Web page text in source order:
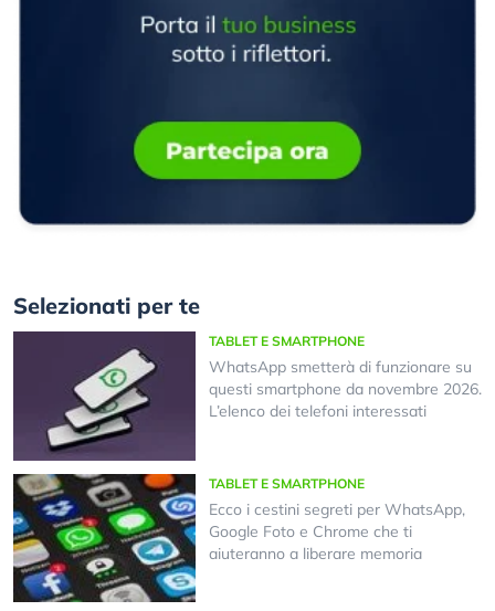
Selezionati per te
TABLET E SMARTPHONE
WhatsApp smetterà di funzionare su
questi smartphone da novembre 2026.
L’elenco dei telefoni interessati
TABLET E SMARTPHONE
Ecco i cestini segreti per WhatsApp,
Google Foto e Chrome che ti
aiuteranno a liberare memoria